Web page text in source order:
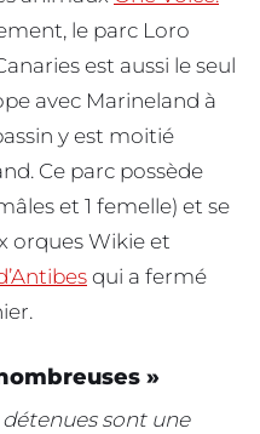
le parc Loro
est aussi le seul
avec Marineland à
y est moitié
Ce parc possède
et 1 femelle) et se
orques Wikie et
qui a fermé
»
détenues sont une